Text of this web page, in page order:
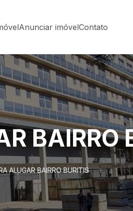
Anunciar imóvelContato
BAIRRO
ALUGAR BAIRRO BURITIS